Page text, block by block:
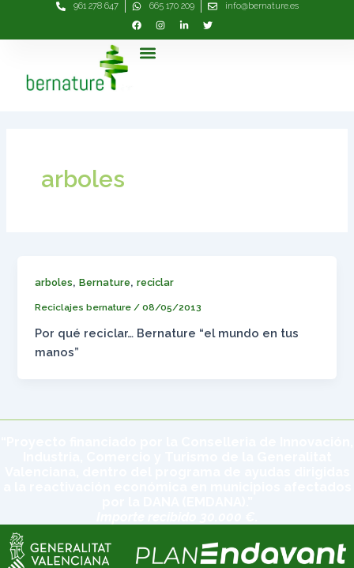
961 278 647 665 170 209 info@bernature.es
Menú
arboles
arboles,Bernature,reciclar
Reciclajes bernature/08/05/2013
Por qué reciclar… Bernature “el mundo en tus
manos”